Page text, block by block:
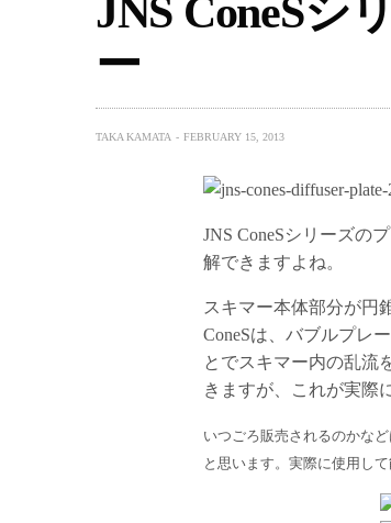
JNS ConeSシ
ー
TAKA KAMATA FEBRUARY 15, 2013
JNS ConeSシリーズの
解できますよね。
スキマー本体部分が円
ConeSは、バブルプレ
とでスキマー内の乱流
きますが、これが実際
いつごろ販売されるのかな
と思います。実際に使用し